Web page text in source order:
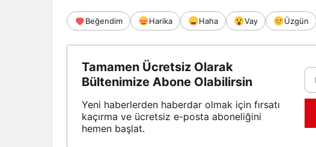
Beğendim Harika Haha Vay Üzgün
Tamamen Ücretsiz Olarak
Bültenimize Abone Olabilirsin
Yeni haberlerden haberdar olmak için fırsatı
kaçırma ve ücretsiz e-posta aboneliğini
hemen başlat.